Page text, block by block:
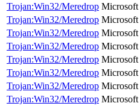
Trojan:Win32/Meredrop Microsoft
Trojan:Win32/Meredrop Microsoft
Trojan:Win32/Meredrop Microsoft
Trojan:Win32/Meredrop Microsoft
Trojan:Win32/Meredrop Microsoft
Trojan:Win32/Meredrop Microsoft
Trojan:Win32/Meredrop Microsoft
Trojan:Win32/Meredrop Microsoft